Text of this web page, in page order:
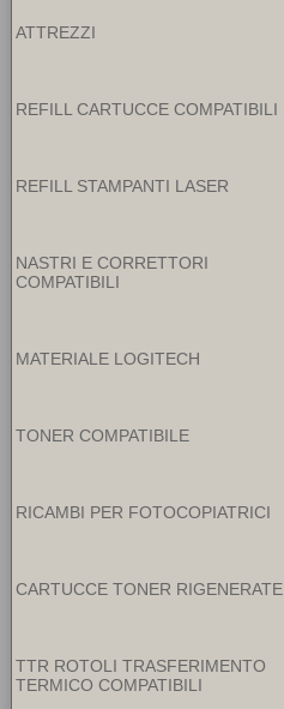
ATTREZZI
REFILL CARTUCCE COMPATIBILI
REFILL STAMPANTI LASER
NASTRI E CORRETTORI
COMPATIBILI
MATERIALE LOGITECH
TONER COMPATIBILE
RICAMBI PER FOTOCOPIATRICI
CARTUCCE TONER RIGENERATE
TTR ROTOLI TRASFERIMENTO
TERMICO COMPATIBILI